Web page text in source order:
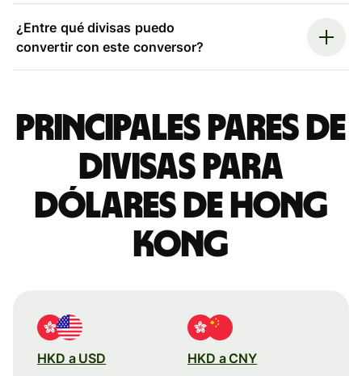
¿Entre qué divisas puedo
convertir con este conversor?
Principales pares de
divisas para
dólares de Hong
Kong
HKD a USD HKD a CNY